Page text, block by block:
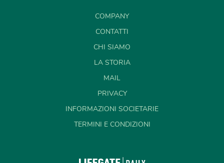
COMPANY
CONTATTI
CHI SIAMO
LA STORIA
MAIL
PRIVACY
INFORMAZIONI SOCIETARIE
TERMINI E CONDIZIONI